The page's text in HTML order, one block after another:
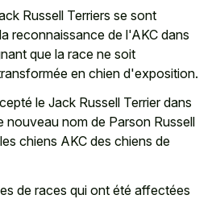
Russell Terriers se sont
reconnaissance de l'AKC dans
que la race ne soit
en chien d'exposition.
le Jack Russell Terrier dans
nouveau nom de Parson Russell
chiens AKC des chiens de
de races qui ont été affectées